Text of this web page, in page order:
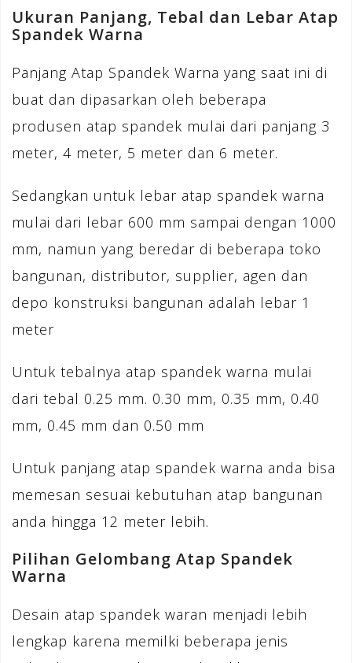
Ukuran Panjang, Tebal dan Lebar Atap
Spandek Warna
Panjang Atap Spandek Warna yang saat ini di
buat dan dipasarkan oleh beberapa
produsen atap spandek mulai dari panjang 3
meter, 4 meter, 5 meter dan 6 meter.
Sedangkan untuk lebar atap spandek warna
mulai dari lebar 600 mm sampai dengan 1000
mm, namun yang beredar di beberapa toko
bangunan, distributor, supplier, agen dan
depo konstruksi bangunan adalah lebar 1
meter
Untuk tebalnya atap spandek warna mulai
dari tebal 0.25 mm. 0.30 mm, 0.35 mm, 0.40
mm, 0.45 mm dan 0.50 mm
Untuk panjang atap spandek warna anda bisa
memesan sesuai kebutuhan atap bangunan
anda hingga 12 meter lebih.
Pilihan Gelombang Atap Spandek
Warna
Desain atap spandek waran menjadi lebih
lengkap karena memilki beberapa jenis